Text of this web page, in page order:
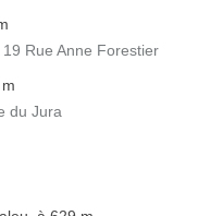
Rue Anne Forestier
du Jura